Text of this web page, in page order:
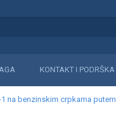
KONTAKT I PODRŠKA
na benzinskim crpkama putem